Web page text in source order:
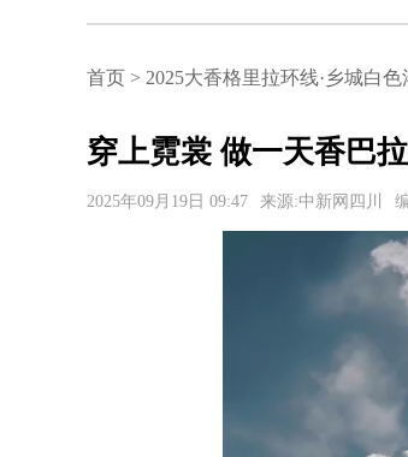
首页 > 2025大香格里拉环线·乡城白色
穿上霓裳 做一天香巴
2025年09月19日 09:47 来源:中新网四川